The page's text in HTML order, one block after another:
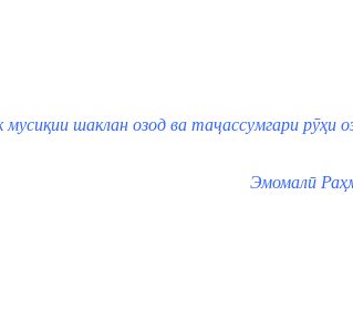
шаклан озод ва таҷассумгари рӯҳи
Эмомалӣ